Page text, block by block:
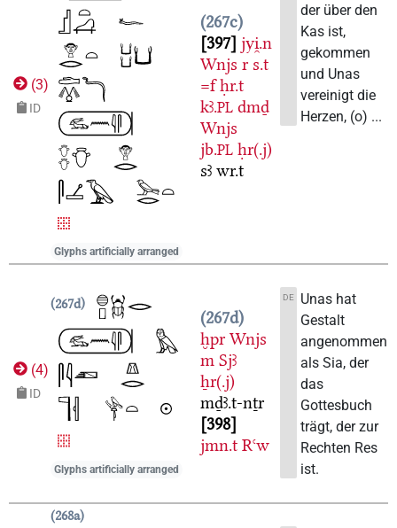
(3)
ID
Glyphs artificially arranged
267c
397 jyi̯.n
Wnjs r s.t
=f ḥr.t
kꜣ.PL dmḏ
Wnjs
jb.PL ḥr(.j)
sꜣ wr.t
der über den
Kas ist,
gekommen
und Unas
vereinigt die
Herzen, (o) ...
(4)
ID
267d
Glyphs artificially arranged
267d
ḫpr Wnjs
m Sjꜣ
ẖr(.j)
mḏꜣ.t-nṯr
398
jmn.t Rꜥw
DE
Unas hat
Gestalt
angenommen
als Sia, der
das
Gottesbuch
trägt, der zur
Rechten Res
ist.
268a